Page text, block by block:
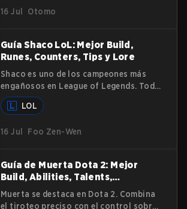
Witch Doctor, los mejores builds y facet
16 Jul Otomo
Guía Shaco LoL: Mejor Build,
Runes, Counters, Tips y Lore
Shaco es uno de los campeones más
engañosos en League of Legends. Todo
su kit está diseñado para confundir,
atrapar y eliminar rápidamente a los
puede dominar el early game, crear
guía de Shaco en League of Legends
explica sus habilidades, plan de juego,
power spikes, counters y cómo jugarlo
eficientemente en la jungle.
LOL
16 Jul Foo Zen-Wen
Guía de Muerta Dota 2: Mejor
Build, Abilities, Talents,
Strategies y Lore
Muerta se destaca en Dota 2. Combina
el tiroteo preciso con el control sobre